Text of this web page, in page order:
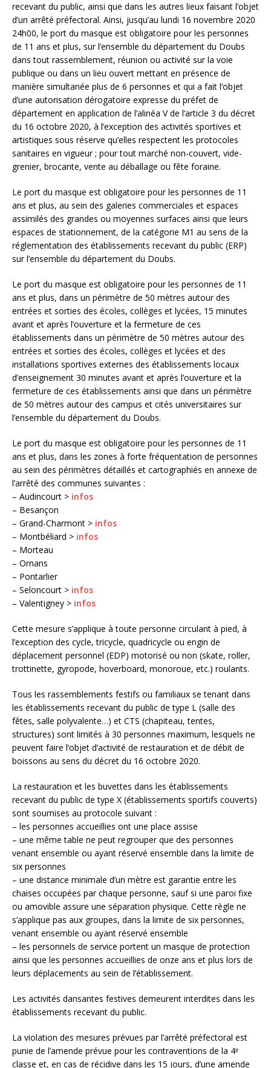
recevant du public, ainsi que dans les autres lieux faisant l’objet
d’un arrêté préfectoral. Ainsi, jusqu’au lundi 16 novembre 2020
24h00, le port du masque est obligatoire pour les personnes
de 11 ans et plus, sur l’ensemble du département du Doubs
dans tout rassemblement, réunion ou activité sur la voie
publique ou dans un lieu ouvert mettant en présence de
manière simultanée plus de 6 personnes et qui a fait l’objet
d’une autorisation dérogatoire expresse du préfet de
département en application de l’alinéa V de l’article 3 du décret
du 16 octobre 2020, à l’exception des activités sportives et
artistiques sous réserve qu’elles respectent les protocoles
sanitaires en vigueur ; pour tout marché non-couvert, vide-
grenier, brocante, vente au déballage ou fête foraine.
Le port du masque est obligatoire pour les personnes de 11
ans et plus, au sein des galeries commerciales et espaces
assimilés des grandes ou moyennes surfaces ainsi que leurs
espaces de stationnement, de la catégorie M1 au sens de la
réglementation des établissements recevant du public (ERP)
sur l’ensemble du département du Doubs.
Le port du masque est obligatoire pour les personnes de 11
ans et plus, dans un périmètre de 50 mètres autour des
entrées et sorties des écoles, collèges et lycées, 15 minutes
avant et après l’ouverture et la fermeture de ces
établissements dans un périmètre de 50 mètres autour des
entrées et sorties des écoles, collèges et lycées et des
installations sportives externes des établissements locaux
d’enseignement 30 minutes avant et après l’ouverture et la
fermeture de ces établissements ainsi que dans un périmètre
de 50 mètres autour des campus et cités universitaires sur
l’ensemble du département du Doubs.
Le port du masque est obligatoire pour les personnes de 11
ans et plus, dans les zones à forte fréquentation de personnes
au sein des périmètres détaillés et cartographiés en annexe de
l’arrêté des communes suivantes :
– Audincourt > infos
– Besançon
– Grand-Charmont > infos
– Montbéliard > infos
– Morteau
– Ornans
– Pontarlier
– Seloncourt > infos
– Valentigney > infos
Cette mesure s’applique à toute personne circulant à pied, à
l’exception des cycle, tricycle, quadricycle ou engin de
déplacement personnel (EDP) motorisé ou non (skate, roller,
trottinette, gyropode, hoverboard, monoroue, etc.) roulants.
Tous les rassemblements festifs ou familiaux se tenant dans
les établissements recevant du public de type L (salle des
fêtes, salle polyvalente…) et CTS (chapiteau, tentes,
structures) sont limités à 30 personnes maximum, lesquels ne
peuvent faire l’objet d’activité de restauration et de débit de
boissons au sens du décret du 16 octobre 2020.
La restauration et les buvettes dans les établissements
recevant du public de type X (établissements sportifs couverts)
sont soumises au protocole suivant :
– les personnes accueillies ont une place assise
– une même table ne peut regrouper que des personnes
venant ensemble ou ayant réservé ensemble dans la limite de
six personnes
– une distance minimale d’un mètre est garantie entre les
chaises occupées par chaque personne, sauf si une paroi fixe
ou amovible assure une séparation physique. Cette règle ne
s’applique pas aux groupes, dans la limite de six personnes,
venant ensemble ou ayant réservé ensemble
– les personnels de service portent un masque de protection
ainsi que les personnes accueillies de onze ans et plus lors de
leurs déplacements au sein de l’établissement.
Les activités dansantes festives demeurent interdites dans les
établissements recevant du public.
La violation des mesures prévues par l’arrêté préfectoral est
punie de l’amende prévue pour les contraventions de la 4ᵉ
classe et, en cas de récidive dans les 15 jours, d’une amende